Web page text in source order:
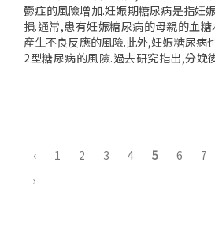
病的風險,但這並不意味著一個人肯定
常鍛煉有助於降低這種風險.一些藥物
風險.糖尿病患者可以吃水果嗎？美國
為健康飲食的一部分.對於患有糖尿病
監測飲食中的糖量或避免攝入過多的
地提高血糖.含有碳水化合物的食物會
的飲食.GI是特定食物提高人體血糖的
鬱症的風險增加.妊娠期糖尿病是指妊
損.通常,患有妊娠糖尿病的母親的血
產生不良反應的風險.此外,妊娠糖尿病
2型糖尿病的風險.過去研究指出,分娩
東芬蘭大學、赫爾辛基大學、庫奧皮
娠糖尿病,10.3%有產後憂鬱症狀.研究
9%有症狀.(研究人員已經調整可能導
‹ 1 2 3 4 5 6 7
›